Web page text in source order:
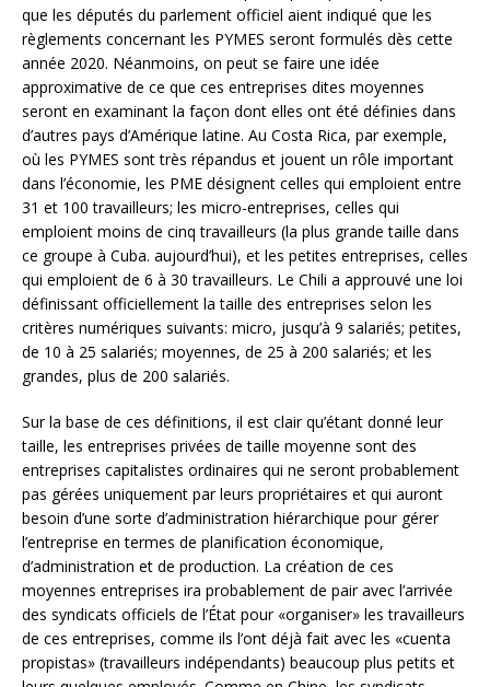
que les députés du parlement officiel aient indiqué que les
règlements concernant les PYMES seront formulés dès cette
année 2020. Néanmoins, on peut se faire une idée
approximative de ce que ces entreprises dites moyennes
seront en examinant la façon dont elles ont été définies dans
d’autres pays d’Amérique latine. Au Costa Rica, par exemple,
où les PYMES sont très répandus et jouent un rôle important
dans l’économie, les PME désignent celles qui emploient entre
31 et 100 travailleurs; les micro-entreprises, celles qui
emploient moins de cinq travailleurs (la plus grande taille dans
ce groupe à Cuba. aujourd’hui), et les petites entreprises, celles
qui emploient de 6 à 30 travailleurs. Le Chili a approuvé une loi
définissant officiellement la taille des entreprises selon les
critères numériques suivants: micro, jusqu’à 9 salariés; petites,
de 10 à 25 salariés; moyennes, de 25 à 200 salariés; et les
grandes, plus de 200 salariés.
Sur la base de ces définitions, il est clair qu’étant donné leur
taille, les entreprises privées de taille moyenne sont des
entreprises capitalistes ordinaires qui ne seront probablement
pas gérées uniquement par leurs propriétaires et qui auront
besoin d’une sorte d’administration hiérarchique pour gérer
l’entreprise en termes de planification économique,
d’administration et de production. La création de ces
moyennes entreprises ira probablement de pair avec l’arrivée
des syndicats officiels de l’État pour «organiser» les travailleurs
de ces entreprises, comme ils l’ont déjà fait avec les «cuenta
propistas» (travailleurs indépendants) beaucoup plus petits et